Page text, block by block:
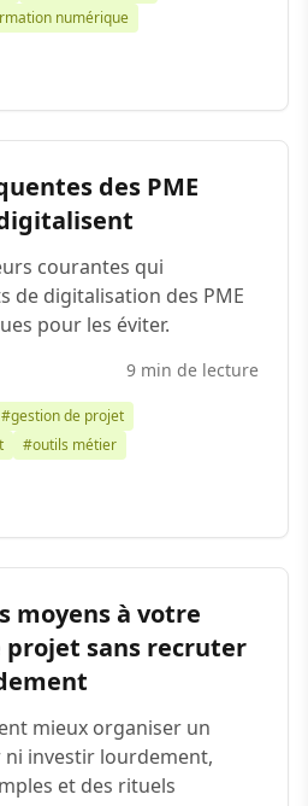
numérique
des PME
courantes qui
de digitalisation des PME
pour les éviter.
9 min de lecture
#gestion de projet
#outils métier
moyens à votre
projet sans recruter
mieux organiser un
investir lourdement,
et des rituels